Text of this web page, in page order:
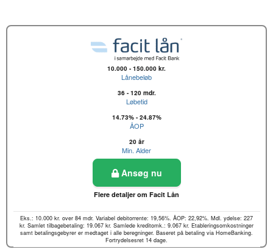
10.000 - 150.000 kr.
Lånebeløb
36 - 120 mdr.
Løbetid
14.73% - 24.87%
ÅOP
20 år
Min. Alder
Ansøg nu
Flere detaljer om Facit Lån
Eks.: 10.000 kr. over 84 mdr. Variabel debitorrente: 19,56%. ÅOP: 22,92%. Mdl. ydelse: 227
kr. Samlet tilbagebetaling: 19.067 kr. Samlede kreditomk.: 9.067 kr. Etableringsomkostninger
samt betalingsgebyrer er medtaget i alle beregninger. Baseret på betaling via HomeBanking.
Fortrydelsesret 14 dage.